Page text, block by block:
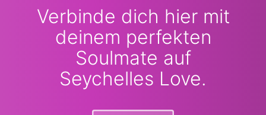
Verbinde dich hier mit
deinem perfekten
Soulmate auf
Seychelles Love.